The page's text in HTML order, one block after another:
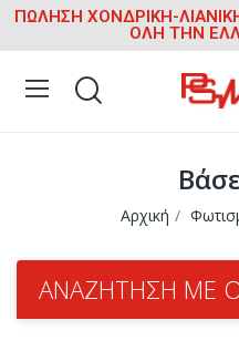
ΠΩΛΗΣΗ ΧΟΝΔΡΙΚΗ-
ΟΛΗ ΤΗΝ
Αρχική
ΑΝΑΖΉΤΗΣΗ ΜΕ